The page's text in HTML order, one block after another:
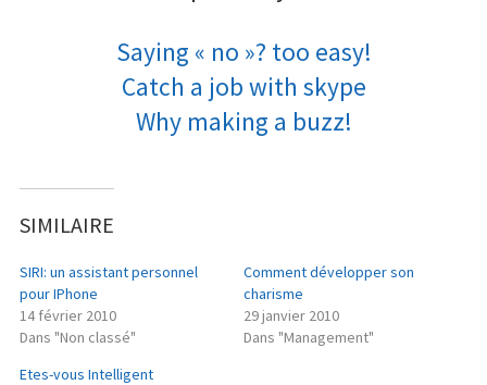
Saying « no »? too easy!
Catch a job with skype
Why making a buzz!
SIMILAIRE
SIRI: un assistant personnel
pour IPhone
14 février 2010
Dans "Non classé"
Comment développer son
charisme
29 janvier 2010
Dans "Management"
Etes-vous Intelligent